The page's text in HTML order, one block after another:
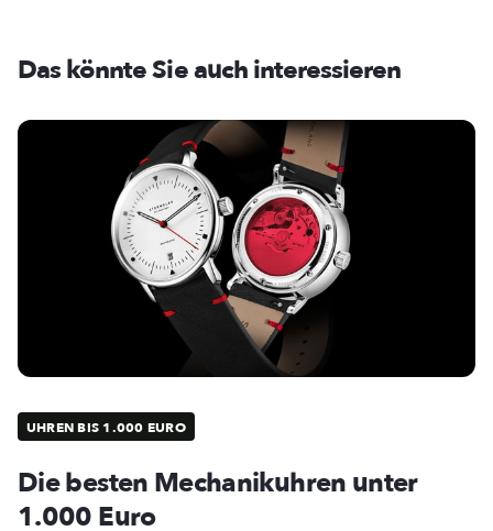
Das könnte Sie auch interessieren
UHREN BIS 1.000 EURO
Die besten Mechanikuhren unter
1.000 Euro